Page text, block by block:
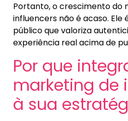
Portanto, o crescimento do
influencers não é acaso. Ele
público que valoriza
experiência real acima de
Por que
marketing de
à sua